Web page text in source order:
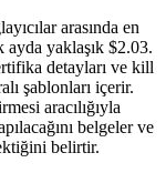
arasında en
yaklaşık $2.03.
detayları ve kill
şablonları içerir.
aracılığıyla
belgeler ve
belirtir.